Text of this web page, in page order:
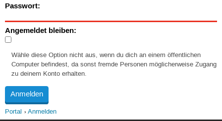
Passwort:
Angemeldet bleiben:
Wähle diese Option nicht aus, wenn du dich an einem öffentlichen
Computer befindest, da sonst fremde Personen möglicherweise Zugang
zu deinem Konto erhalten.
Portal Anmelden